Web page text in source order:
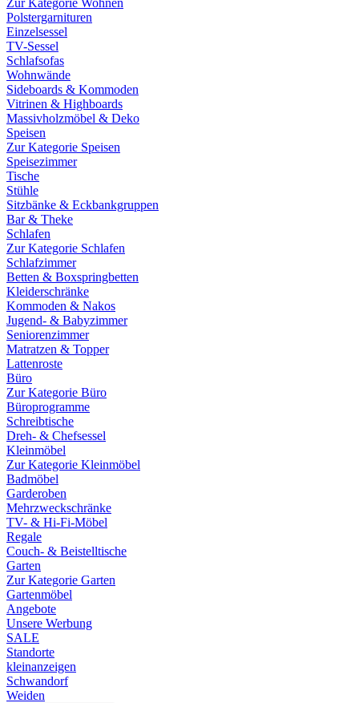
Zur Kategorie Wohnen
Polstergarnituren
Einzelsessel
TV-Sessel
Schlafsofas
Wohnwände
Sideboards & Kommoden
Vitrinen & Highboards
Massivholzmöbel & Deko
Speisen
Zur Kategorie Speisen
Speisezimmer
Tische
Stühle
Sitzbänke & Eckbankgruppen
Bar & Theke
Schlafen
Zur Kategorie Schlafen
Schlafzimmer
Betten & Boxspringbetten
Kleiderschränke
Kommoden & Nakos
Jugend- & Babyzimmer
Seniorenzimmer
Matratzen & Topper
Lattenroste
Büro
Zur Kategorie Büro
Büroprogramme
Schreibtische
Dreh- & Chefsessel
Kleinmöbel
Zur Kategorie Kleinmöbel
Badmöbel
Garderoben
Mehrzweckschränke
TV- & Hi-Fi-Möbel
Regale
Couch- & Beistelltische
Garten
Zur Kategorie Garten
Gartenmöbel
Angebote
Unsere Werbung
SALE
Standorte
kleinanzeigen
Schwandorf
Weiden